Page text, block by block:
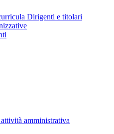
Dirigenti e titolari
amministrativa